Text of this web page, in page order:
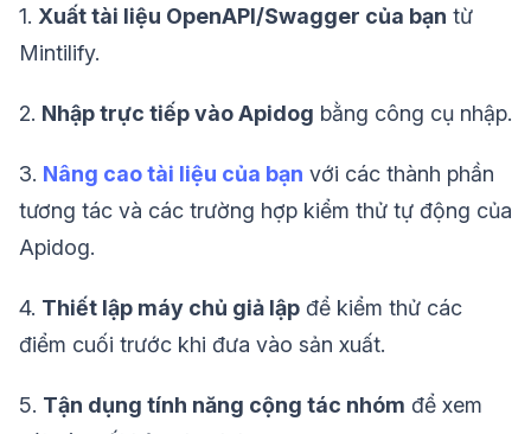
1. Xuất tài liệu OpenAPI/Swagger của bạn từ
Mintilify.
2. Nhập trực tiếp vào Apidog bằng công cụ nhập.
3. Nâng cao tài liệu của bạn với các thành phần
tương tác và các trường hợp kiểm thử tự động của
Apidog.
4. Thiết lập máy chủ giả lập để kiểm thử các
điểm cuối trước khi đưa vào sản xuất.
5. Tận dụng tính năng cộng tác nhóm để xem